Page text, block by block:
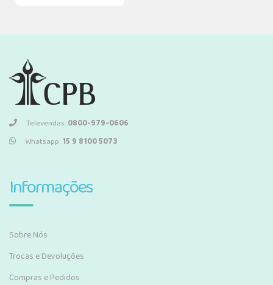
Televendas:0800-979-0606
Whatsapp:15 9 8100 5073
Informações
Sobre Nós
Trocas e Devoluções
Compras e Pedidos